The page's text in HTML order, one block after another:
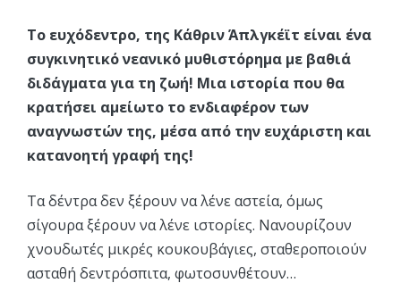
Το ευχόδεντρο, της Κάθριν Άπλγκέϊτ είναι ένα
συγκινητικό νεανικό μυθιστόρημα με βαθιά
διδάγματα για τη ζωή! Μια ιστορία που θα
κρατήσει αμείωτο το ενδιαφέρον των
αναγνωστών της, μέσα από την ευχάριστη και
κατανοητή γραφή της!
Τα δέντρα δεν ξέρουν να λένε αστεία, όμως
σίγουρα ξέρουν να λένε ιστορίες. Νανουρίζουν
χνουδωτές μικρές κουκουβάγιες, σταθεροποιούν
ασταθή δεντρόσπιτα, φωτοσυνθέτουν…